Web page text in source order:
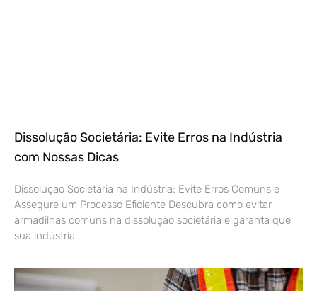
Dissolução Societária: Evite Erros na Indústria
com Nossas Dicas
Dissolução Societária na Indústria: Evite Erros Comuns e
Assegure um Processo Eficiente Descubra como evitar
armadilhas comuns na dissolução societária e garanta que
sua indústria